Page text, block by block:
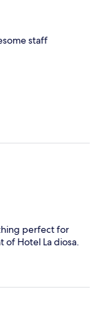
staff
perfect for
of Hotel La diosa.